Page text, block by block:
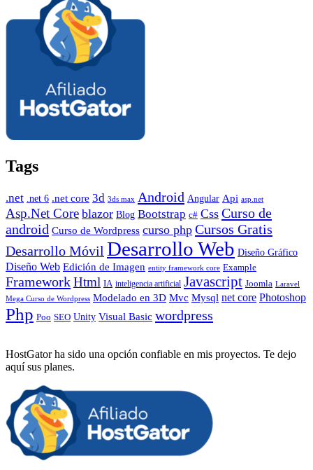
Tags
.net .net 6 .net core 3d 3ds max Android Angular Api asp.net
Asp.Net Core blazor Blog Bootstrap c# Css Curso de
android Curso de Wordpress curso php Cursos Gratis
Desarrollo Móvil Desarrollo Web Diseño Gráfico
Diseño Web Edición de Imagen entity framework core Example
FrameworkHtml IA inteligencia artificial Javascript Joomla Laravel
Mega Curso de Wordpress Modelado en 3D Mvc Mysql net core Photoshop
Php Poo SEO Unity Visual Basic wordpress
HostGator ha sido una opción confiable en mis proyectos. Te dejo
aquí sus planes.